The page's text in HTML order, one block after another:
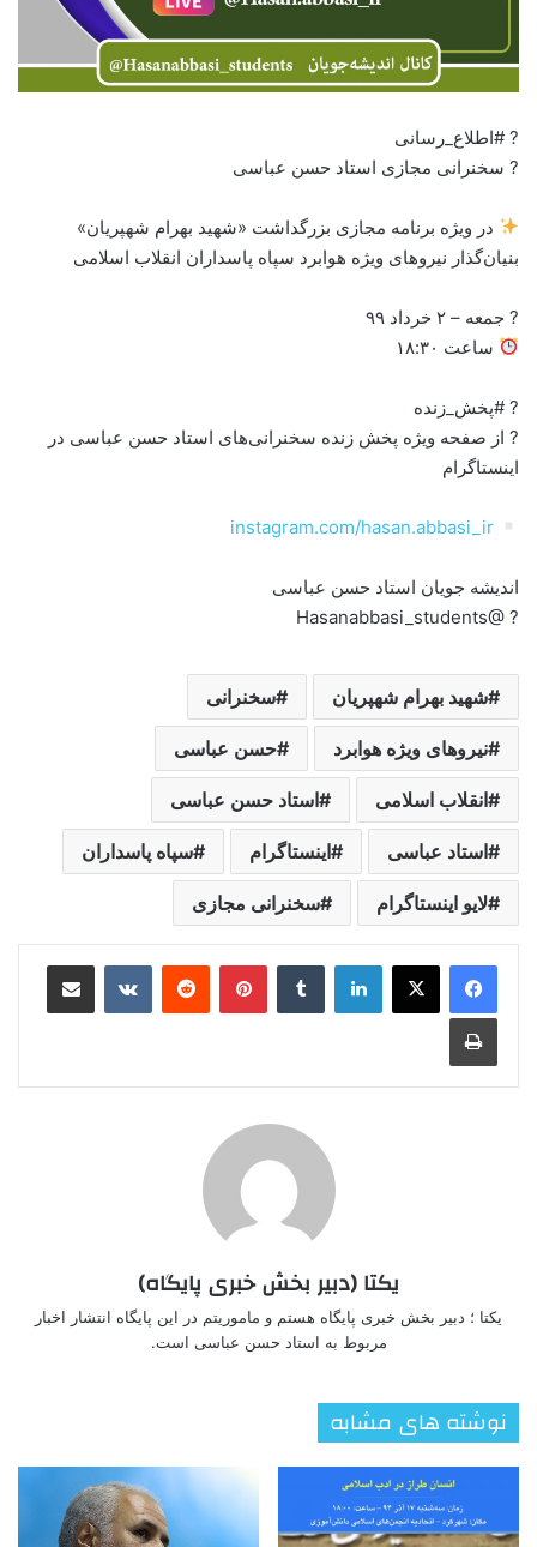
? #اطلاع_رسانی
? سخنرانی مجازی استاد حسن عباسی
در ویژه برنامه مجازی بزرگداشت «شهید بهرام شهپریان»
بنیان‌گذار نیروهای ویژه هوابرد سپاه پاسداران انقلاب اسلامی
? جمعه – ۲ خرداد ۹۹
ساعت ۱۸:۳۰
? #پخش_زنده
? از صفحه ویژه پخش زنده سخنرانی‌های استاد حسن عباسی در
اینستاگرام
instagram.com/hasan.abbasi_ir
اندیشه جویان استاد حسن عباسی
? @Hasanabbasi_students
شهید بهرام شهپریان سخنرانی
نیروهای ویژه هوابرد حسن عباسی
انقلاب اسلامی استاد حسن عباسی
استاد عباسی اینستاگرام سپاه پاسداران
لایو اینستاگرام سخنرانی مجازی
لینکدین ‫تامبلر ‫پین‌ترست‫رددیت ‫VKontakteاشتراک گذاری از طریق ایمیل
چاپ
یکتا (دبیر بخش خبری پایگاه)
یکتا ؛ دبیر بخش خبری پایگاه هستم و ماموریتم در این پایگاه انتشار اخبار
مربوط به استاد حسن عباسی است.
نوشته های مشابه